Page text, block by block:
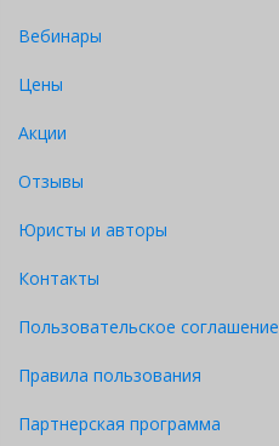
Вебинары
Цены
Акции
Отзывы
Юристы и авторы
Контакты
Пользовательское соглашение
Правила пользования
Партнерская программа